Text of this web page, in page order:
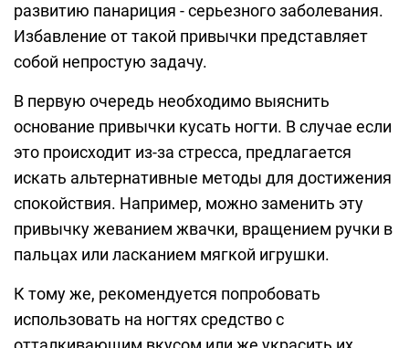
развитию панариция - серьезного заболевания.
Избавление от такой привычки представляет
собой непростую задачу.
В первую очередь необходимо выяснить
основание привычки кусать ногти. В случае если
это происходит из-за стресса, предлагается
искать альтернативные методы для достижения
спокойствия. Например, можно заменить эту
привычку жеванием жвачки, вращением ручки в
пальцах или ласканием мягкой игрушки.
К тому же, рекомендуется попробовать
использовать на ногтях средство с